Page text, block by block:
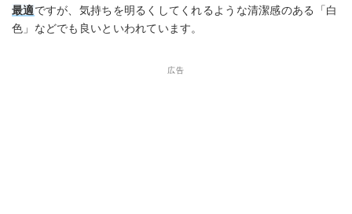
最適ですが、気持ちを明るくしてくれるような清潔感のある「白
色」などでも良いといわれています。
広告